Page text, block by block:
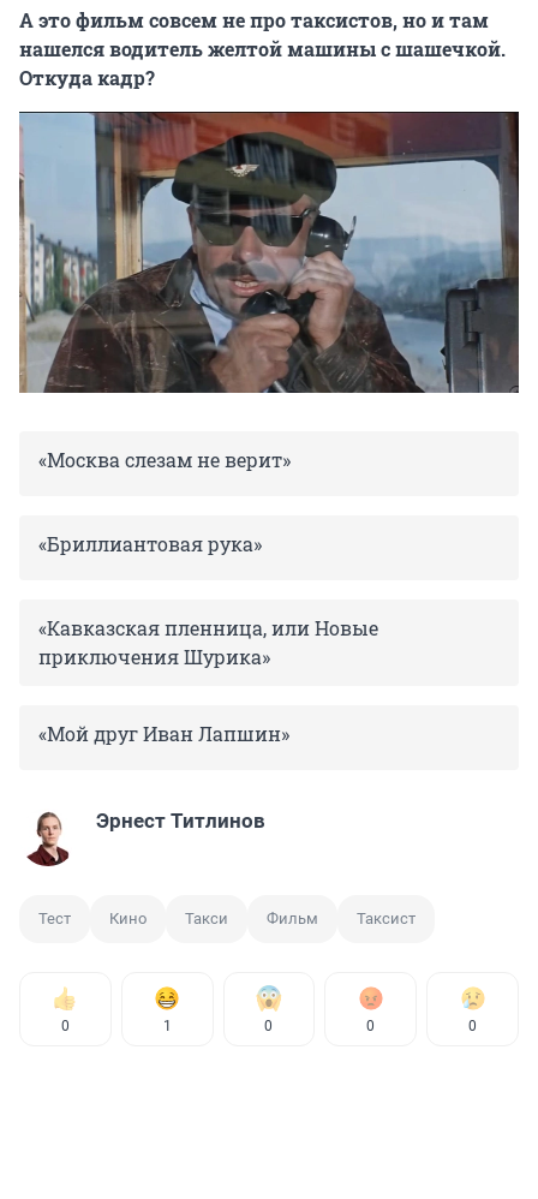
А это фильм совсем не про таксистов, но и там
нашелся водитель желтой машины с шашечкой.
Откуда кадр?
«Москва слезам не верит»
«Бриллиантовая рука»
«Кавказская пленница, или Новые
приключения Шурика»
«Мой друг Иван Лапшин»
Эрнест Титлинов
Тест Кино Такси Фильм Таксист
0 1 0 0 0